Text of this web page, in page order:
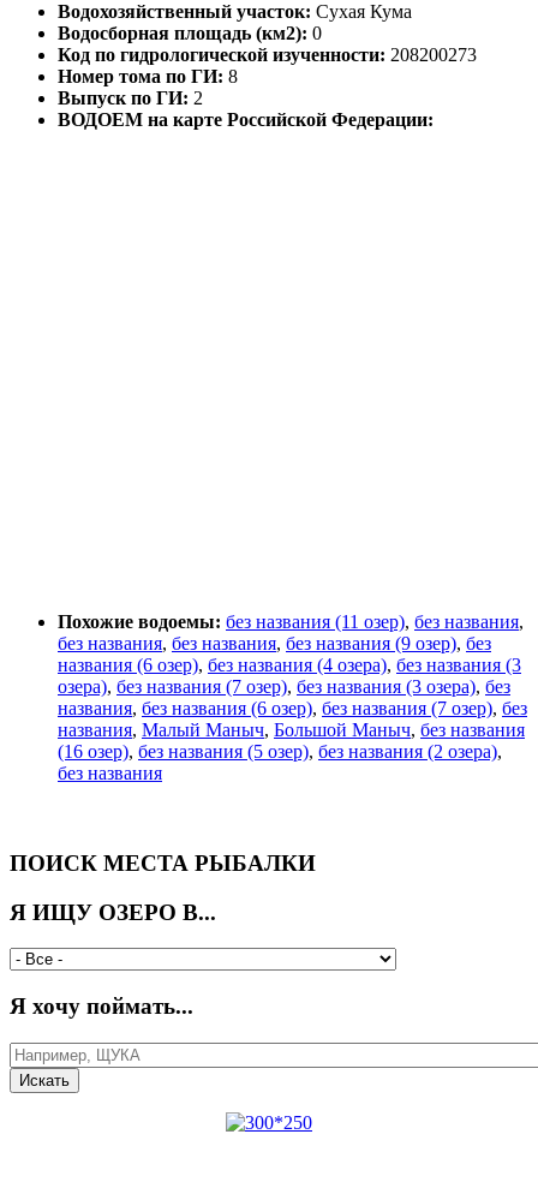
Водохозяйственный участок: Сухая Кума
Водосборная площадь (км2): 0
Код по гидрологической изученности: 208200273
Номер тома по ГИ: 8
Выпуск по ГИ: 2
ВОДОЕМ на карте Российской Федерации:
Похожие водоемы: без названия (11 озер), без названия,
без названия, без названия, без названия (9 озер), без
названия (6 озер), без названия (4 озера), без названия (3
озера), без названия (7 озер), без названия (3 озера), без
названия, без названия (6 озер), без названия (7 озер), без
названия, Малый Маныч, Большой Маныч, без названия
(16 озер), без названия (5 озер), без названия (2 озера),
без названия
ПОИСК МЕСТА РЫБАЛКИ
Я ИЩУ ОЗЕРО В...
Я хочу поймать...